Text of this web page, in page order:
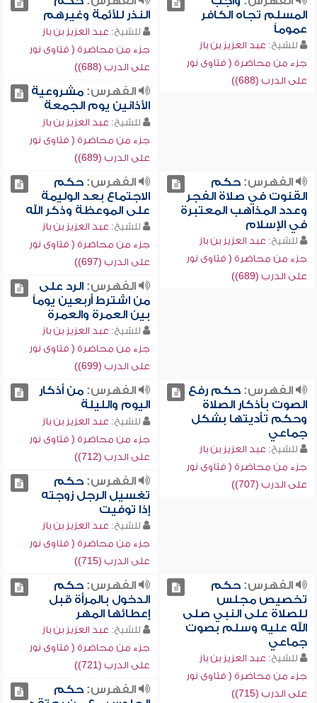
المسلم تجاه الكافر
عموماً
للشيخ: عبد العزيز بن باز
جزء من محاضرة ( فتاوى نور
على الدرب (688))
النذر للأئمة وغيرهم
للشيخ: عبد العزيز بن باز
جزء من محاضرة ( فتاوى نور
على الدرب (688))
الفهرس:مشروعية
الأذانين يوم الجمعة
للشيخ: عبد العزيز بن باز
جزء من محاضرة ( فتاوى نور
على الدرب (689))
الفهرس:حكم
القنوت في صلاة الفجر
وعدد المذاهب المعتبرة
في الإسلام
للشيخ: عبد العزيز بن باز
جزء من محاضرة ( فتاوى نور
على الدرب (689))
الفهرس:حكم
الاجتماع بعد الوليمة
على الموعظة وذكر الله
للشيخ: عبد العزيز بن باز
جزء من محاضرة ( فتاوى نور
على الدرب (697))
الفهرس:الرد على
من اشترط أربعين يوماً
بين العمرة والعمرة
للشيخ: عبد العزيز بن باز
جزء من محاضرة ( فتاوى نور
على الدرب (699))
الفهرس:حكم رفع
الصوت بأذكار الصلاة
وحكم تأديتها بشكل
جماعي
للشيخ: عبد العزيز بن باز
جزء من محاضرة ( فتاوى نور
على الدرب (707))
الفهرس:من أذكار
اليوم والليلة
للشيخ: عبد العزيز بن باز
جزء من محاضرة ( فتاوى نور
على الدرب (712))
الفهرس:حكم
تغسيل الرجل زوجته
إذا توفيت
للشيخ: عبد العزيز بن باز
جزء من محاضرة ( فتاوى نور
على الدرب (715))
الفهرس:حكم
تخصيص مجلس
للصلاة على النبي صلى
الله عليه وسلم بصوت
جماعي
للشيخ: عبد العزيز بن باز
جزء من محاضرة ( فتاوى نور
على الدرب (715))
الفهرس:حكم
الدخول بالمرأة قبل
إعطائها المهر
للشيخ: عبد العزيز بن باز
جزء من محاضرة ( فتاوى نور
على الدرب (721))
الفهرس:حكم